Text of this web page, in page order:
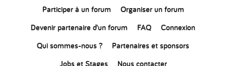
Participer à un forum
Organiser un forum
Devenir partenaire d’un forum
FAQ
Connexion
Qui sommes-nous ?
Partenaires et sponsors
Jobs et Stages
Nous contacter